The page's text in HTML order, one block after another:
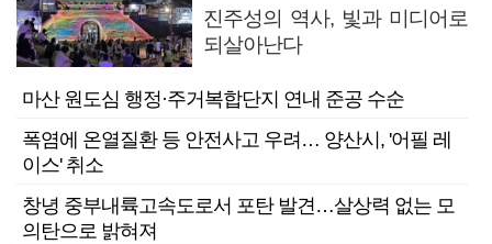
진주성의 역사, 빛과 미디어로
되살아난다
마산 원도심 행정·주거복합단지 연내 준공 수순
폭염에 온열질환 등 안전사고 우려… 양산시, '어필 레
이스' 취소
창녕 중부내륙고속도로서 포탄 발견…살상력 없는 모
의탄으로 밝혀져